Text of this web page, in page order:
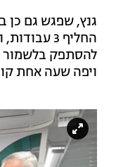
גנץ, שפגש גם כן
החליף 3
להסתפק בלשמור
ויפה שעה אחת